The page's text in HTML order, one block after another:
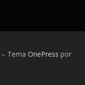
– Tema OnePress por